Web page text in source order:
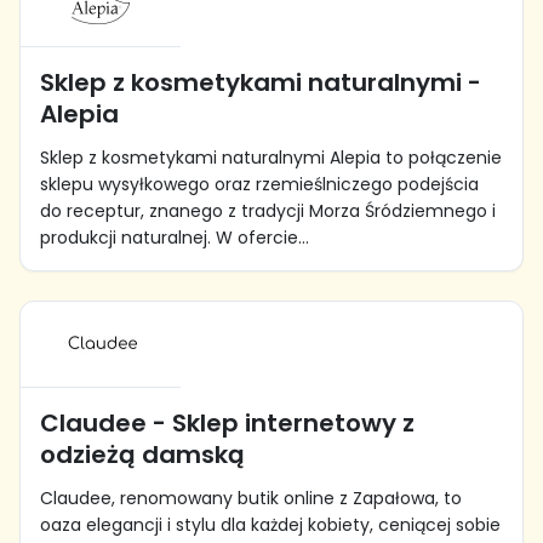
Sklep z kosmetykami naturalnymi -
Alepia
Sklep z kosmetykami naturalnymi Alepia to połączenie
sklepu wysyłkowego oraz rzemieślniczego podejścia
do receptur, znanego z tradycji Morza Śródziemnego i
produkcji naturalnej. W ofercie...
Claudee - Sklep internetowy z
odzieżą damską
Claudee, renomowany butik online z Zapałowa, to
oaza elegancji i stylu dla każdej kobiety, ceniącej sobie